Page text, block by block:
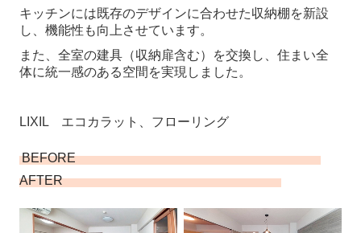
キッチンには既存のデザインに合わせた収納棚を新設
し、機能性も向上させています。
また、全室の建具（収納扉含む）を交換し、住まい全
体に統一感のある空間を実現しました。
LIXIL エコカラット、フローリング
BEFORE
AFTER